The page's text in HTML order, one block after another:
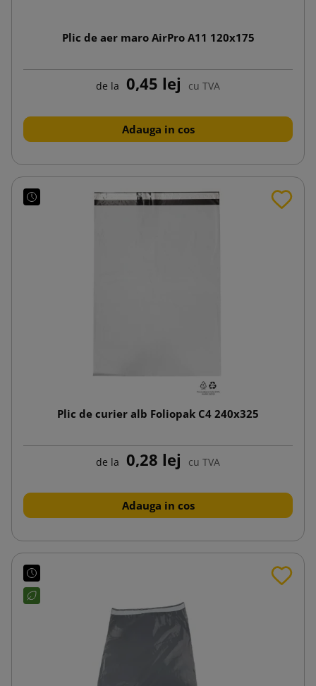
Plic de aer maro AirPro A11 120x175
de la 0,45 lej cu TVA
Adauga in cos
Plic de curier alb Foliopak C4 240x325
de la 0,28 lej cu TVA
Adauga in cos